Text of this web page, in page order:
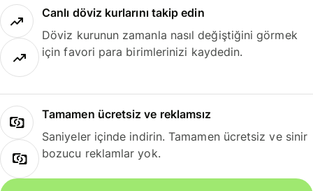
Canlı döviz kurlarını takip edin
Döviz kurunun zamanla nasıl değiştiğini görmek
için favori para birimlerinizi kaydedin.
Tamamen ücretsiz ve reklamsız
Saniyeler içinde indirin. Tamamen ücretsiz ve sinir
bozucu reklamlar yok.